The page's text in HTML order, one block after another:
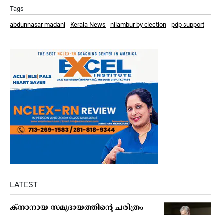
Tags
abdunnasar madani Kerala News nilambur by election pdp support
LATEST
ക്നാനായ സമുദായത്തിന്റെ ചരിത്രം